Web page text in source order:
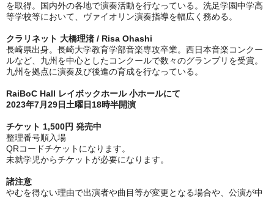
を取得。国内外の各地で演奏活動を行なっている。洗足学園中学高
等学校等において、ヴァイオリン演奏指導を幅広く務める。
クラリネット 大橋理渚 / Risa Ohashi
長崎県出身。長崎大学教育学部音楽専攻卒業。西日本音楽コンクー
ルなど、九州を中心としたコンクールで数々のグランプリを受賞。
九州を拠点に演奏及び後進の育成を行なっている。
RaiBoC Hall レイボックホール 小ホールにて
2023年7月29日土曜日18時半開演
チケット 1,500円 発売中
整理番号順入場
QRコードチケットになります。
未就学児からチケットが必要になります。
諸注意
やむを得ない理由で出演者や曲目等が変更となる場合や、公演が中